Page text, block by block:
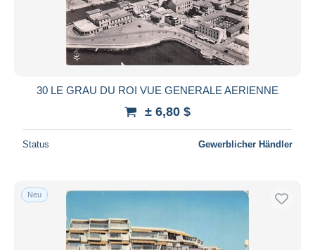
30 LE GRAU DU ROI VUE GENERALE AERIENNE
± 6,80 $
Status Gewerblicher Händler
Neu